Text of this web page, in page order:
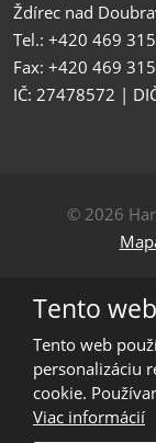
Ždírec nad
Tel.: +420 469
Fax: +420 469
IČ: 27478572 |
© 2026
Tento web je
Tento
Tento web
personalizáciu
cookie.
Viac informácií